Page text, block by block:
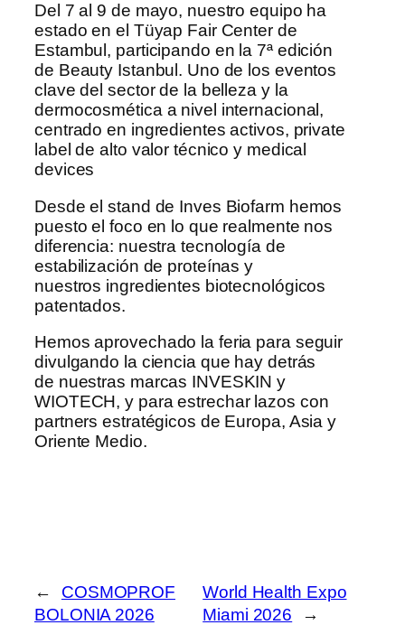
Del 7 al 9 de mayo, nuestro equipo ha
estado en el Tüyap Fair Center de
Estambul, participando en la 7ª edición
de Beauty Istanbul. Uno de los eventos
clave del sector de la belleza y la
dermocosmética a nivel internacional,
centrado en ingredientes activos, private
label de alto valor técnico y medical
devices
Desde el stand de Inves Biofarm hemos
puesto el foco en lo que realmente nos
diferencia: nuestra tecnología de
estabilización de proteínas y
nuestros ingredientes biotecnológicos
patentados.
Hemos aprovechado la feria para seguir
divulgando la ciencia que hay detrás
de nuestras marcas INVESKIN y
WIOTECH, y para estrechar lazos con
partners estratégicos de Europa, Asia y
Oriente Medio.
←
COSMOPROF
BOLONIA 2026
World Health Expo
Miami 2026
→